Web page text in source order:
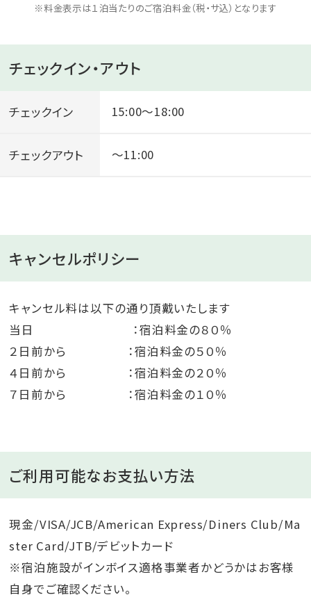
※料金表示は１泊当たりのご宿泊料金（税・サ込）となります
チェックイン・アウト
チェックイン 15:00～18:00
チェックアウト ～11:00
キャンセルポリシー
キャンセル料は以下の通り頂戴いたします
当日 ：宿泊料金の８０％
２日前から ：宿泊料金の５０％
４日前から ：宿泊料金の２０％
７日前から ：宿泊料金の１０％
ご利用可能なお支払い方法
現金/VISA/JCB/American Express/Diners Club/Ma
ster Card/JTB/デビットカード
※宿泊施設がインボイス適格事業者かどうかはお客様
自身でご確認ください。